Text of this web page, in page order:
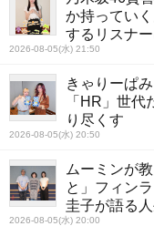
か持ってい
するリスナ
2026-08-05(水) 21:50
きゃりーぱ
「HR」世
り尽くす
2026-08-05(水) 20:50
ムーミンが
と」フィン
圭子が語る
2026-08-05(水) 20:00